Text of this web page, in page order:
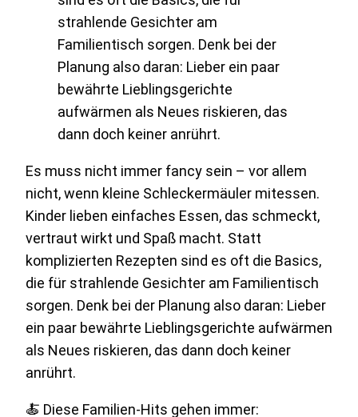
Es muss nicht immer fancy sein – vor allem
nicht, wenn kleine Schleckermäuler mitessen.
Kinder lieben einfaches Essen, das schmeckt,
vertraut wirkt und Spaß macht. Statt
komplizierten Rezepten sind es oft die Basics,
die für strahlende Gesichter am Familientisch
sorgen. Denk bei der Planung also daran: Lieber
ein paar bewährte Lieblingsgerichte aufwärmen
als Neues riskieren, das dann doch keiner
anrührt.
🍝 Diese Familien-Hits gehen immer: